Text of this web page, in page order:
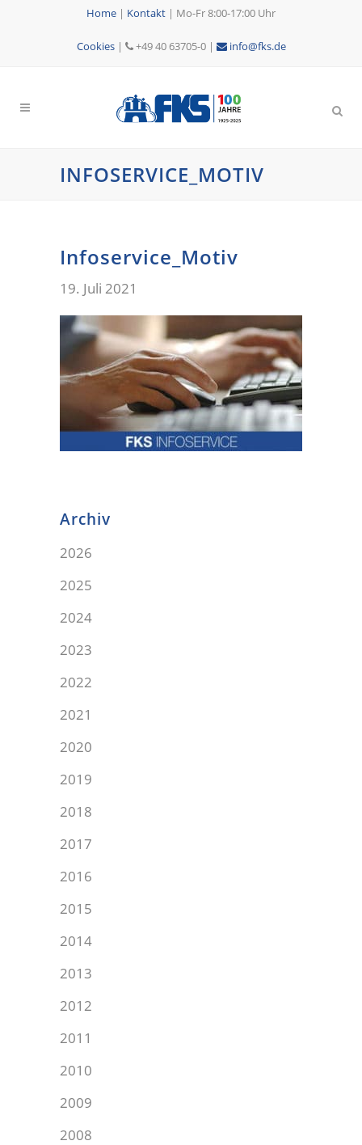
Home | Kontakt | Mo-Fr 8:00-17:00 Uhr
Cookies| +49 40 63705-0 | info@fks.de
INFOSERVICE_MOTIV
Infoservice_Motiv
19. Juli 2021
Archiv
2026
2025
2024
2023
2022
2021
2020
2019
2018
2017
2016
2015
2014
2013
2012
2011
2010
2009
2008